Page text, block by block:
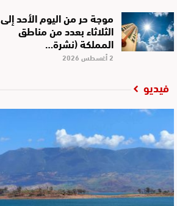
موجة حر من اليوم الأحد إلى
الثلاثاء بعدد من مناطق
المملكة (نشرة…
2 أغسطس 2026
فيديو